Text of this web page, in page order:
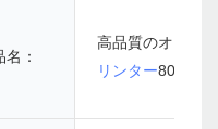
名：
高品質のオフィ
リンター80mm